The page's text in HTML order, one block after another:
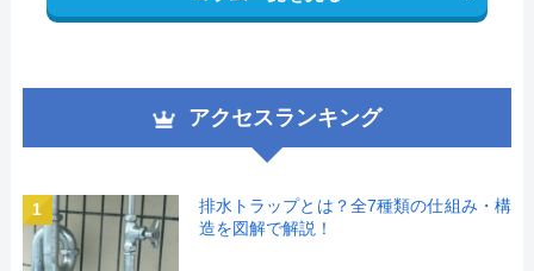
アクセスランキング
1
排水トラップとは？全7種類の仕組み・構
造を図解で解説！